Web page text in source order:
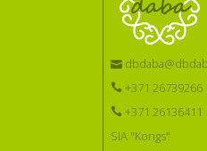
+371 26739266
+371 26136411
SIA "Kongs"